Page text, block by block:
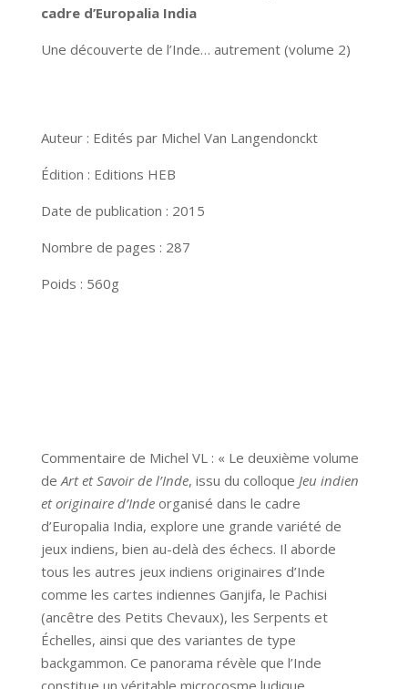
cadre d’Europalia India
Une découverte de l’Inde… autrement (volume 2)
Auteur : Edités par Michel Van Langendonckt
Édition : Editions HEB
Date de publication : 2015
Nombre de pages : 287
Poids : 560g
Commentaire de Michel VL : « Le deuxième volume
de Art et Savoir de l’Inde, issu du colloque Jeu indien
et originaire d’Indeorganisé dans le cadre
d’Europalia India, explore une grande variété de
jeux indiens, bien au-delà des échecs. Il aborde
tous les autres jeux indiens originaires d’Inde
comme les cartes indiennes Ganjifa, le Pachisi
(ancêtre des Petits Chevaux), les Serpents et
Échelles, ainsi que des variantes de type
backgammon. Ce panorama révèle que l’Inde
constitue un véritable microcosme ludique,